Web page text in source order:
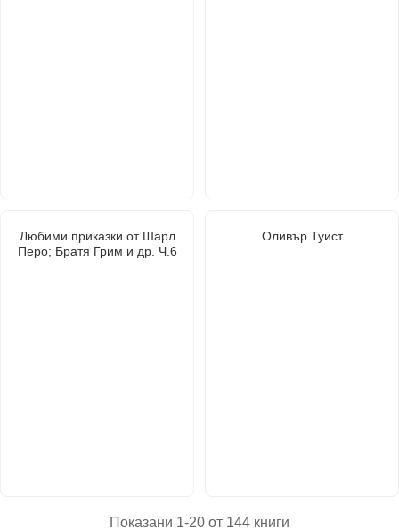
Любими приказки от Шарл
Перо; Братя Грим и др. Ч.6
Оливър Туист
Показани 1-20 от 144 книги